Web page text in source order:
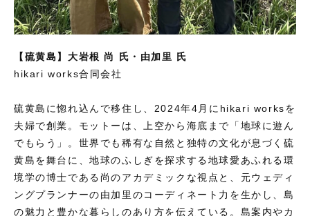
【硫黄島】大岩根 尚 氏・由加里 氏
hikari works合同会社
硫黄島に惚れ込んで移住し、2024年4月にhikari worksを
夫婦で創業。モットーは、上空から海底まで「地球に遊ん
でもらう」。世界でも稀有な自然と独特の文化が息づく硫
黄島を舞台に、地球のふしぎを探求する地球愛あふれる環
境学の博士である尚のアカデミックな視点と、元ウェディ
ングプランナーの由加里のコーディネート力を生かし、島
の魅力と豊かな暮らしのあり方を伝えている。島案内やカ